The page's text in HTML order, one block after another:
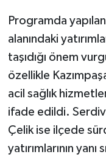
Programda
alanındaki
taşıdığı önem
özellikle
acil sağlık
ifade edildi.
Çelik ise ilçede
yatırımlarının